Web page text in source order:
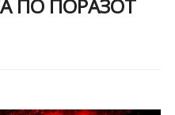
ПО ПОРАЗОТ